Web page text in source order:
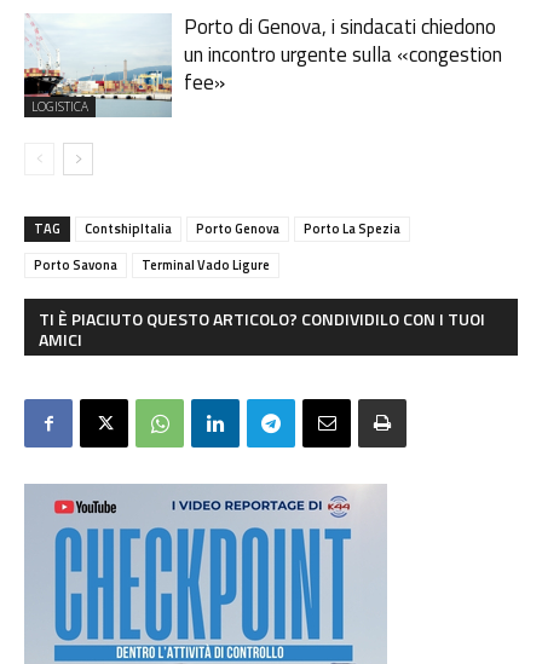
LOGISTICA
Porto di Genova, i sindacati chiedono
un incontro urgente sulla «congestion
fee»
TAG ContshipItalia Porto Genova
Porto La Spezia
Porto Savona
Terminal Vado Ligure
TI È PIACIUTO QUESTO ARTICOLO? CONDIVIDILO CON I TUOI
AMICI